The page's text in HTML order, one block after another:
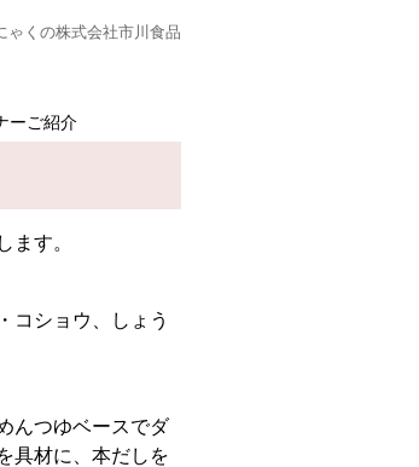
ゃくの株式会社市川食品
ーご紹介
ます。
コショウ、しょう
んつゆベースでダ
具材に、本だしを